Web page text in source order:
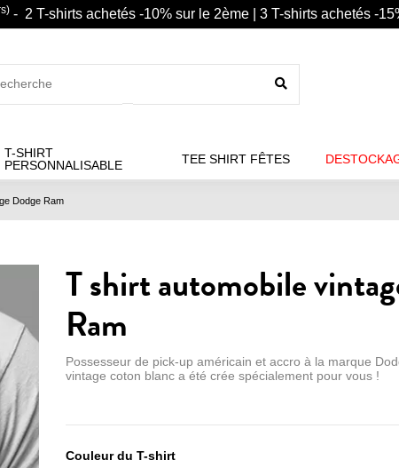
- 2 T-shirts achetés -10% sur le 2ème | 3 T-shirts achetés -
T-SHIRT
PERSONNALISABLE
TEE SHIRT FÊTES
Dodge Ram
T shirt automobile
Ram
Possesseur de pick-up américain et accro à la marque
vintage coton blanc a été crée spécialement pour vous !
Couleur du T-shirt